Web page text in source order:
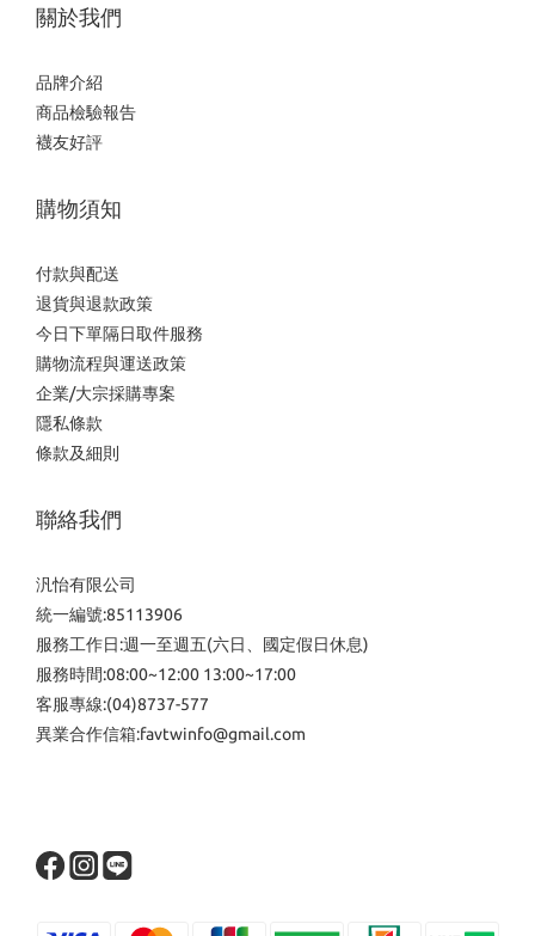
關於我們
品牌介紹
商品檢驗報告
襪友好評
購物須知
付款與配送
退貨與退款政策
今日下單隔日取件服務
購物流程與運送政策
企業/大宗採購專案
隱私條款
條款及細則
聯絡我們
汎怡有限公司
統一編號:85113906
服務工作日:週一至週五(六日、國定假日休息)
服務時間:08:00~12:00 13:00~17:00
客服專線:(04)8737-577
異業合作信箱:favtwinfo@gmail.com